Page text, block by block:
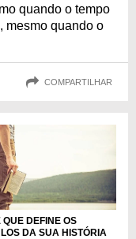
quando o tempo
mesmo quando o
COMPARTILHAR
QUE DEFINE OS
DA SUA HISTÓRIA